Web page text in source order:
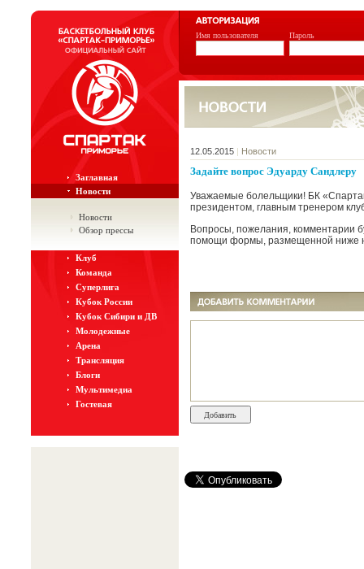
Имя пользователя Пароль
Заглавная
Новости
Новости
Обзор прессы
Клуб
Команда
Суперлига
Кубок России
Кубок Сибири и ДВ
Молодежные
Арена
Трансляция
Блоги
Мультимедиа
Гостевая
12.05.2015 | Новости
Задайте вопрос Эдуарду Сандлеру
Уважаемые болельщики! БК
президентом, главным тренером
Вопросы, пожелания, комментарии
помощи формы, размещенной ниже